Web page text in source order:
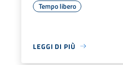
Tempo libero
LEGGI DI PIÙ